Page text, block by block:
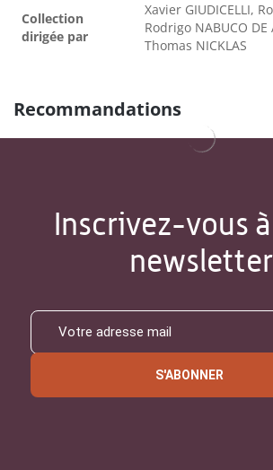
Collection
dirigée par
Xavier GIUDICELLI,
Rodrigo NABUCO DE
Thomas NICKLAS
Recommandations
Inscrivez-vous
newsletter
S'ABONNER